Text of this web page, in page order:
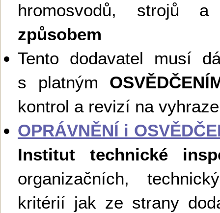
hromosvodů, strojů
způsobem
Tento dodavatel musí
s platným
kontrol a revizí na
OPRÁVNĚNÍ i
Institut technické
organizačních,
kritérií jak ze strany